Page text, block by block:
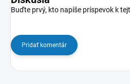
Buďte prvý, kto napíše príspevok k
Pridať komentár